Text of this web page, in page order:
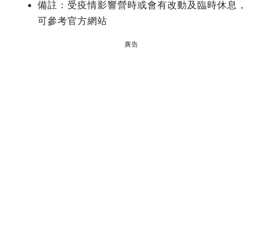
備註：受疫情影響營時或會有改動及臨時休息，
可參考官方網站
廣告